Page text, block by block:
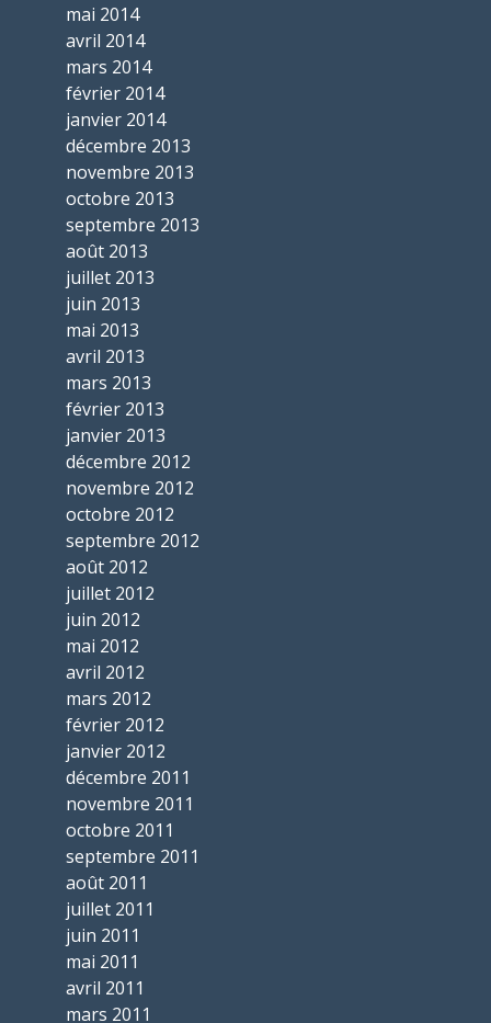
mai 2014
avril 2014
mars 2014
février 2014
janvier 2014
décembre 2013
novembre 2013
octobre 2013
septembre 2013
août 2013
juillet 2013
juin 2013
mai 2013
avril 2013
mars 2013
février 2013
janvier 2013
décembre 2012
novembre 2012
octobre 2012
septembre 2012
août 2012
juillet 2012
juin 2012
mai 2012
avril 2012
mars 2012
février 2012
janvier 2012
décembre 2011
novembre 2011
octobre 2011
septembre 2011
août 2011
juillet 2011
juin 2011
mai 2011
avril 2011
mars 2011